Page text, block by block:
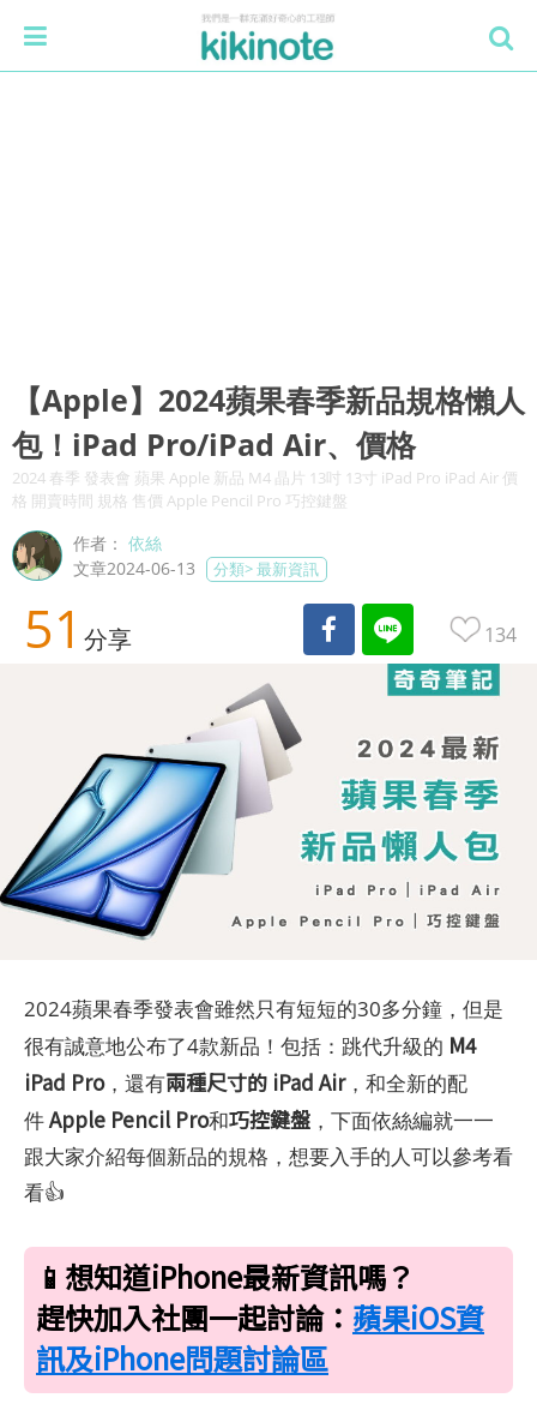
【Apple】2024蘋果春季新品規格懶人
包！iPad Pro/iPad Air、價格
2024 春季 發表會 蘋果 Apple 新品 M4 晶片 13吋 13寸 iPad Pro iPad Air 價
格 開賣時間 規格 售價 Apple Pencil Pro 巧控鍵盤
作者：依絲
文章2024-06-13
分類>最新資訊
51 分享 134
2024蘋果春季發表會雖然只有短短的30多分鐘，但是
很有誠意地公布了4款新品！包括：跳代升級的 M4
iPad Pro，還有兩種尺寸的 iPad Air，和全新的配
件Apple Pencil Pro和巧控鍵盤 ，下面依絲編就一一
跟大家介紹每個新品的規格，想要入手的人可以參考看
看👍
📱想知道iPhone最新資訊嗎？
趕快加入社團一起討論： 蘋果iOS資
訊及iPhone問題討論區